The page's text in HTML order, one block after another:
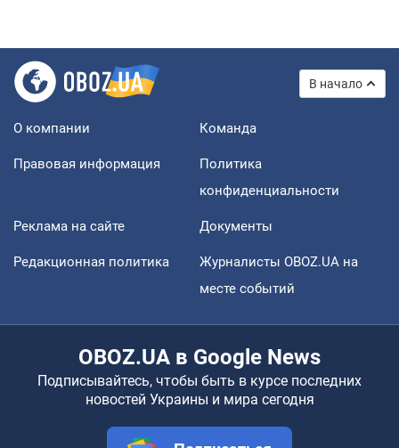
В начало
О компании Команда
Правовая информация
Политика
конфиденциальности
Реклама на сайте Документы
Редакционная политика
Журналисты OBOZ.UA на
месте событий
OBOZ.UA в Google News
Подписывайтесь, чтобы быть в курсе последних
новостей Украины и мира сегодня